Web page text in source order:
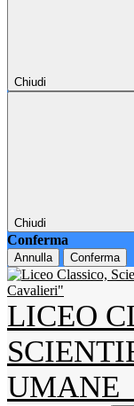
Chiudi
Chiudi
Conferma
Annulla Conferma
LICEO
UMANE